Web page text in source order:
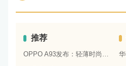
推荐
OPPO A93发布：轻薄时尚和高清拍照，让你拥有更加美好的手机生活！